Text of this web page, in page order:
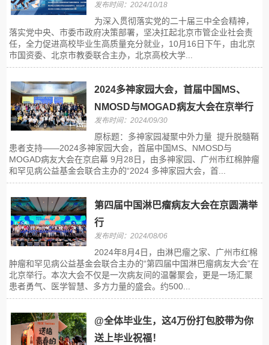
发布时间：2024/10/18
为深入贯彻落实党的二十届三中全会精神，
落实党中央、市委市政府决策部署，坚决扛起北京市管企业社会责
任，全力促进高校毕业生高质量充分就业，10月16日下午，由北京
市国资委、北京市教委联合主办，北京高校大学...
2024多神家园大会，首届中国MS、
NMOSD与MOGAD病友大会在京举行
发布时间：2024/09/30
原标题：多神家园凝聚中外力量 提升脱髓鞘
患者支持——2024多神家园大会，首届中国MS、NMOSD与
MOGAD病友大会在京启幕 9月28日，由多神家园、广州市红棉肿瘤
和罕见病公益基金会联合主办的“2024 多神家园大会，首...
第四届中国淋巴瘤病友大会在京圆满举
行
发布时间：2024/08/06
2024年8月4日，由淋巴瘤之家、广州市红棉
肿瘤和罕见病公益基金会联合主办的“第四届中国淋巴瘤病友大会”在
北京举行。本次大会不仅是一次病友间的温馨聚会，更是一场汇聚
患者勇气、医学智慧、多方力量的盛会。约500...
@全体毕业生，这4万份打包胶带为你
送上毕业祝福！